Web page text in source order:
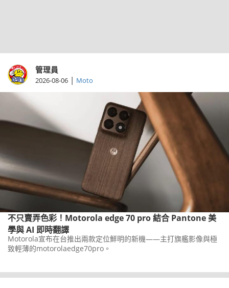
管理員
2026-08-06 | Moto
不只賣弄色彩！Motorola edge 70 pro 結合 Pantone 美
學與 AI 即時翻譯
Motorola宣布在台推出兩款定位鮮明的新機——主打旗艦影像與極
致輕薄的motorolaedge70pro。